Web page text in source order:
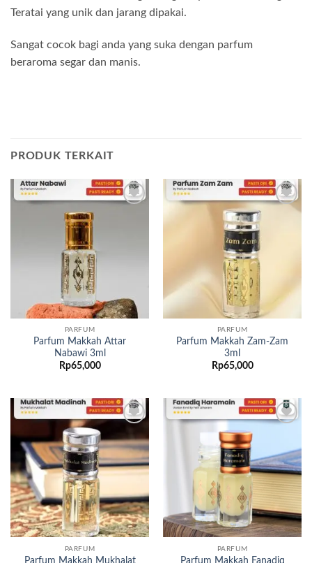
Teratai yang unik dan jarang dipakai.
Sangat cocok bagi anda yang suka dengan parfum
beraroma segar dan manis.
PRODUK TERKAIT
PARFUM
Parfum Makkah Attar
Nabawi 3ml
Rp65,000
PARFUM
Parfum Makkah Zam-Zam
3ml
Rp65,000
wishlist
PARFUM
Parfum Makkah Mukhalat
PARFUM
Parfum Makkah Fanadiq